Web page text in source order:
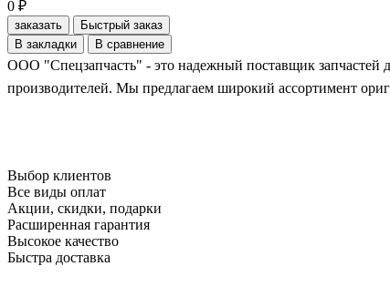
0 ₽
заказать
Быстрый заказ
В закладки
В сравнение
ООО "Спецзапчасть" - это надежный поставщик запчастей
производителей. Мы предлагаем широкий ассортимент
Выбор клиентов
Все виды оплат
Акции, скидки, подарки
Расширенная гарантия
Высокое качество
Быстра доставка